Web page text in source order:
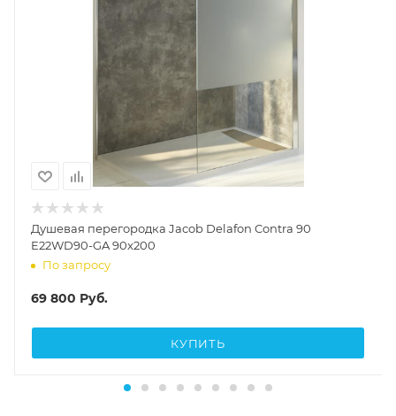
Душевая перегородка Jacob Delafon Contra 90
E22WD90-GA 90x200
По запросу
69 800 Руб.
КУПИТЬ